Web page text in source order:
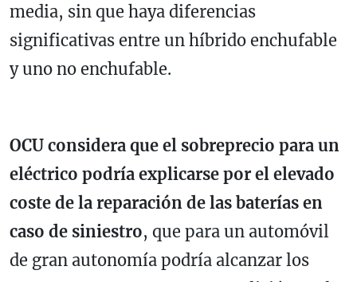
media, sin que haya diferencias
significativas entre un híbrido enchufable
y uno no enchufable.
OCU considera que el sobreprecio para un
eléctrico podría explicarse por el elevado
coste de la reparación de las baterías en
caso de siniestro, que para un automóvil
de gran autonomía podría alcanzar los